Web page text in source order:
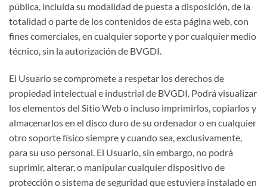
pública, incluida su modalidad de puesta a disposición, de la
totalidad o parte de los contenidos de esta página web, con
fines comerciales, en cualquier soporte y por cualquier medio
técnico, sin la autorización de BVGDI.
El Usuario se compromete a respetar los derechos de
propiedad intelectual e industrial de BVGDI. Podrá visualizar
los elementos del Sitio Web o incluso imprimirlos, copiarlos y
almacenarlos en el disco duro de su ordenador o en cualquier
otro soporte físico siempre y cuando sea, exclusivamente,
para su uso personal. El Usuario, sin embargo, no podrá
suprimir, alterar, o manipular cualquier dispositivo de
protección o sistema de seguridad que estuviera instalado en